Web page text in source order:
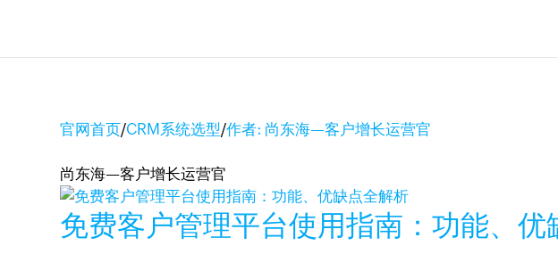
官网首页/CRM系统选型/作者: 尚东海—客户增长运营官
尚东海—客户增长运营官
免费客户管理平台使用指南：功能、优